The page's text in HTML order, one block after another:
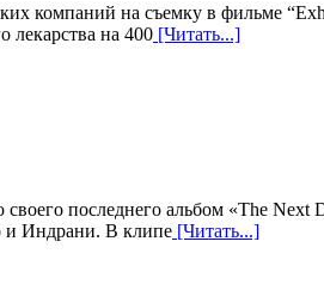
компаний на съемку в фильме
на 400 [Читать...]
последнего альбом «The
и Индрани. В клипе [Читать...]